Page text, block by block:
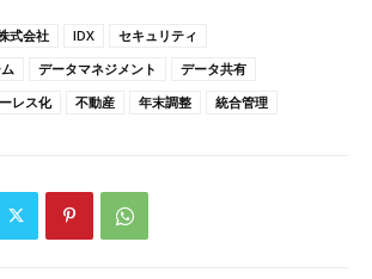
式会社 IDX
セキュリティ
データマネジメント
データ共有
レス化 不動産 年末調整 統合管理